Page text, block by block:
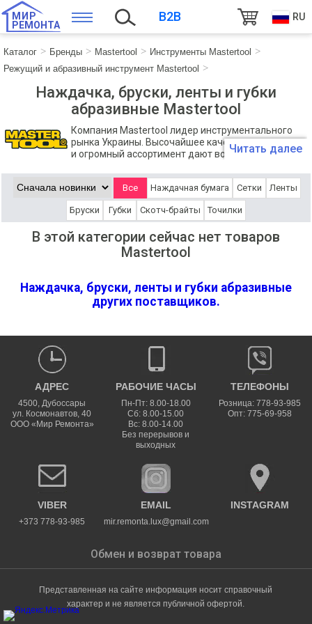
МИР
РЕМОНТА
B2B RU
Каталог Бренды Mastertool
Инструменты Mastertool
Режущий и абразивный инструмент Mastertool
Наждачка, бруски, ленты и губки
абразивные Mastertool
Компания Mastertool лидер инструментального
рынка Украины. Высочайшее качество продукции,
и огромный ассортимент дают возможность
инструмент для своих потребностей. Практически на каждом
строительном и производственном предприятии используются
инструменты Mastertool.
Читать далее
Все Наждачная бумага Сетки Ленты
Бруски Губки Скотч-брайты Точилки
В этой категории сейчас нет товаров
Mastertool
Наждачка, бруски, ленты и губки абразивные
других поставщиков.
АДРЕС
4500,Дубоссары
ул. Космонавтов, 40
ООО «Мир Ремонта»
РАБОЧИЕ ЧАСЫ
Пн-Пт: 8.00-18.00
Сб: 8.00-15.00
Вс: 8.00-14.00
Без перерывов и
выходных
ТЕЛЕФОНЫ
Розница: 778-93-985
Опт: 775-69-958
VIBER
+373 778-93-985
EMAIL
mir.remonta.lux@gmail.com
INSTAGRAM
Обмен и возврат товара
Представленная на сайте информация носит справочный
характер и не является публичной офертой.